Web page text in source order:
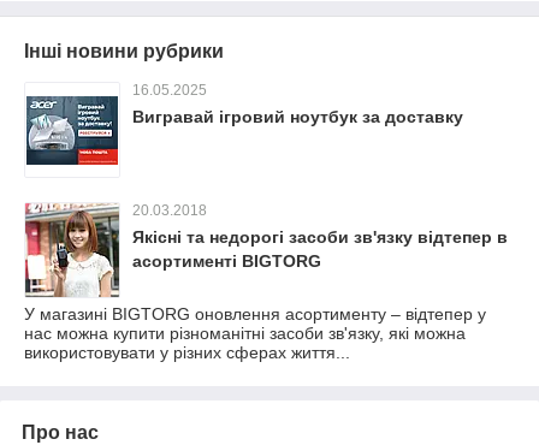
Інші новини рубрики
16.05.2025
Вигравай ігровий ноутбук за доставку
20.03.2018
Якісні та недорогі засоби зв'язку відтепер в
асортименті BIGTORG
У магазині BIGTORG оновлення асортименту – відтепер у
нас можна купити різноманітні засоби зв'язку, які можна
використовувати у різних сферах життя...
Про нас